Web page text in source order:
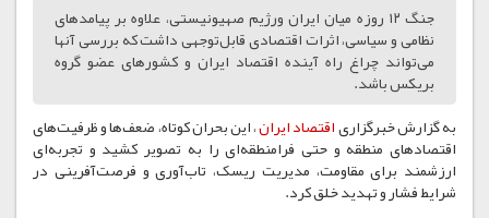
جنگ ۱۲ روزه میان ایران ورژیم صهیونیستی، علاوه بر پیامدهای
نظامی و سیاسی، اثرات اقتصادی قابل‌توجهی داشت که بررسی آنها
می‌تواند چراغ راه آینده اقتصاد ایران و کشورهای عضو گروه
بریکس باشد.
به گزارش خبرگزاریاقتصاد ایران،این بحران کوتاه، ضعف‌ها و ظرفیت‌های
اقتصادهای منطقه و حتی فرامنطقه‌ای را به تصویر کشید و تجربه‌ای
ارزشمند برای مقاومت، مدیریت ریسک، تاب‌آوری و فرصت‌آفرینی در
شرایط فشار و تهدید خلق کرد.